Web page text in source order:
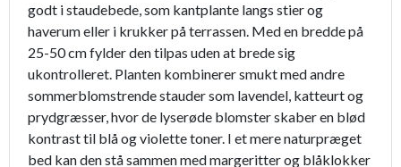
godt i staudebede, som kantplante langs stier og
haverum eller i krukker på terrassen. Med en bredde på
25-50 cm fylder den tilpas uden at brede sig
ukontrolleret. Planten kombinerer smukt med andre
sommerblomstrende stauder som lavendel, katteurt og
prydgræsser, hvor de lyserøde blomster skaber en blød
kontrast til blå og violette toner. I et mere naturpræget
bed kan den stå sammen med margeritter og blåklokker